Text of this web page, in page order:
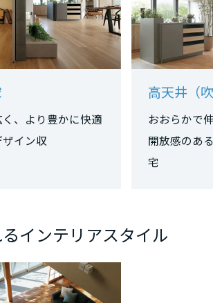
、より豊かに快適
イン収
高天井（
おおらかで
開放感のあ
インテリアスタイル